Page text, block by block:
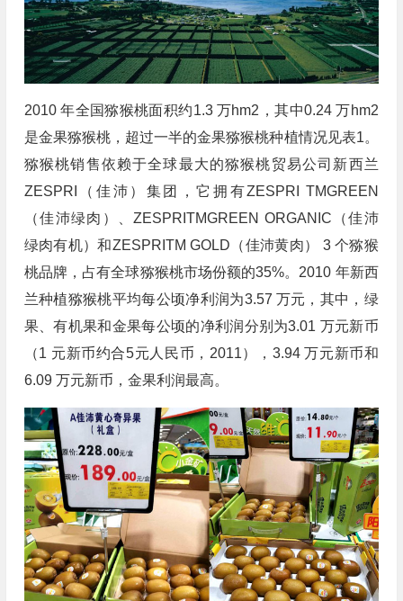
2010 年全国猕猴桃面积约1.3 万hm2，其中0.24 万hm2
是金果猕猴桃，超过一半的金果猕猴桃种植情况见表1。
猕猴桃销售依赖于全球最大的猕猴桃贸易公司新西兰
ZESPRI（佳沛）集团，它拥有ZESPRI TMGREEN
（佳沛绿肉）、ZESPRITMGREEN ORGANIC（佳沛
绿肉有机）和ZESPRITM GOLD（佳沛黄肉） 3 个猕猴
桃品牌，占有全球猕猴桃市场份额的35%。2010 年新西
兰种植猕猴桃平均每公顷净利润为3.57 万元，其中，绿
果、有机果和金果每公顷的净利润分别为3.01 万元新币
（1 元新币约合5元人民币，2011），3.94 万元新币和
6.09 万元新币，金果利润最高。